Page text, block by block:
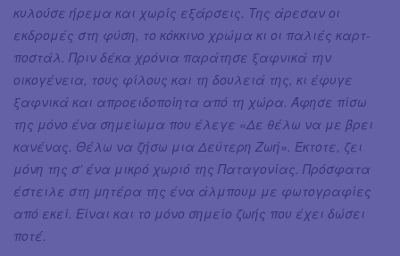
κυλούσε ήρεμα και χωρίς εξάρσεις. Της άρεσαν οι
εκδρομές στη φύση, το κόκκινο χρώμα κι οι παλιές καρτ-
ποστάλ. Πριν δέκα χρόνια παράτησε ξαφνικά την
οικογένεια, τους φίλους και τη δουλειά της, κι έφυγε
ξαφνικά και απροειδοποίητα από τη χώρα. Άφησε πίσω
της μόνο ένα σημείωμα που έλεγε «Δε θέλω να με βρει
κανένας. Θέλω να ζήσω μια Δεύτερη Ζωή». Έκτοτε, ζει
μόνη της σ’ ένα μικρό χωριό της Παταγονίας. Πρόσφατα
έστειλε στη μητέρα της ένα άλμπουμ με φωτογραφίες
από εκεί. Είναι και το μόνο σημείο ζωής που έχει δώσει
ποτέ.